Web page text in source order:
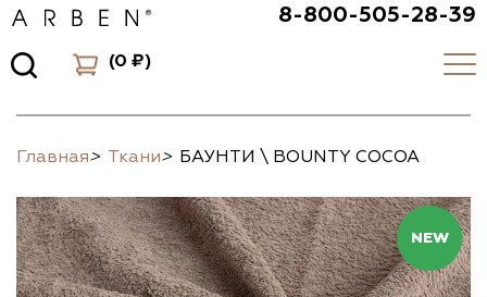
8-800-505-28-39
(0 ₽)
Главная> Ткани> БАУНТИ \ BOUNTY COCOA
NEW